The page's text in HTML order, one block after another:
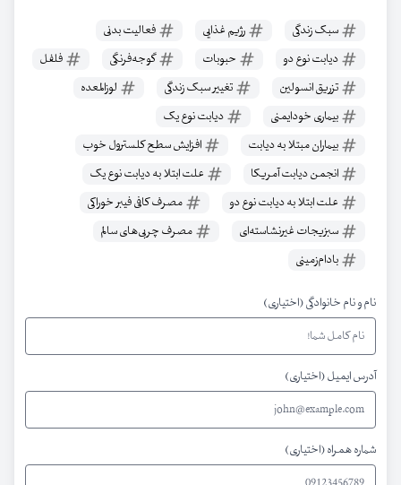
سبک زندگی رژیم غذایی
فعالیت بدنی
دیابت نوع دو
حبوبات گوجه‌فرنگی
فلفل
تزریق انسولین
تغییر سبک زندگی
لوزالمعده
بیماری خودایمنی
دیابت نوع یک
بیماران مبتلا به دیابت
افزایش سطح کلسترول خوب
انجمن دیابت آمریکا
علت ابتلا به دیابت نوع یک
علت ابتلا به دیابت نوع دو
مصرف کافی فیبر خوراکی
سبزیجات غیرنشاسته‌ای
مصرف چربی‌های سالم
بادام‌زمینی
نام و نام خانوادگی (اختیاری)
آدرس ایمیل (اختیاری)
شماره همراه (اختیاری)